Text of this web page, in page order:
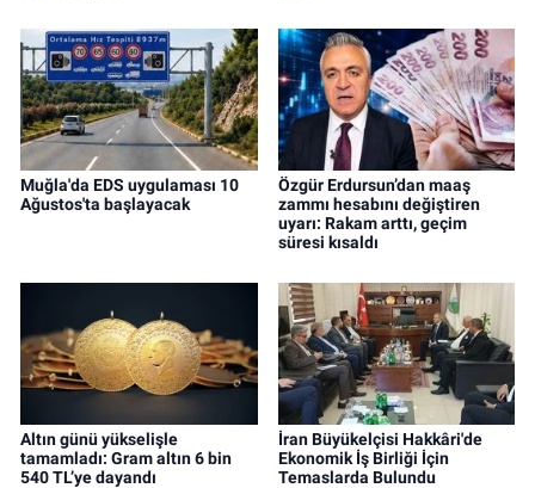
Muğla'da EDS uygulaması 10
Ağustos'ta başlayacak
Özgür Erdursun’dan maaş
zammı hesabını değiştiren
uyarı: Rakam arttı, geçim
süresi kısaldı
Altın günü yükselişle
tamamladı: Gram altın 6 bin
540 TL’ye dayandı
İran Büyükelçisi Hakkâri'de
Ekonomik İş Birliği İçin
Temaslarda Bulundu